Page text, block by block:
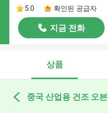
5.0
확인된 공급자
지금 전화
상품
중국 산업용 건조 오븐